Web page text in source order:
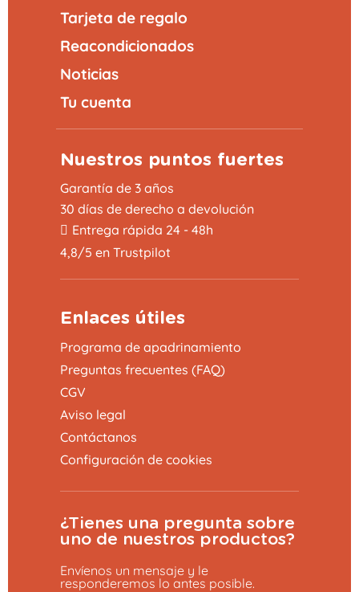
Tarjeta de regalo
Reacondicionados
Noticias
Tu cuenta
Nuestros puntos fuertes
Garantía de 3 años
30 días de derecho a devolución
Entrega rápida 24 - 48h
4,8/5 en Trustpilot
Enlaces útiles
Programa de apadrinamiento
Preguntas frecuentes (FAQ)
CGV
Aviso legal
Contáctanos
Configuración de cookies
¿Tienes una pregunta sobre
uno de nuestros productos?
Envíenos un mensaje y le
responderemos lo antes posible.